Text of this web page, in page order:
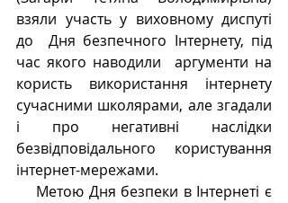
взяли участь у виховному диспуті
до  Дня безпечного Інтернету, під
час якого наводили  аргументи на
користь використання інтернету
сучасними школярами, але згадали
і про негативні наслідки
безвідповідального користування
інтернет-мережами.